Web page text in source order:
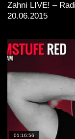
Zahni LIVE! –
20.06.2015
01:16:56